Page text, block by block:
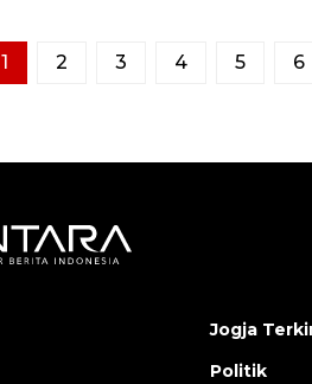
1 2 3 4 5 6
Jogja
Politik